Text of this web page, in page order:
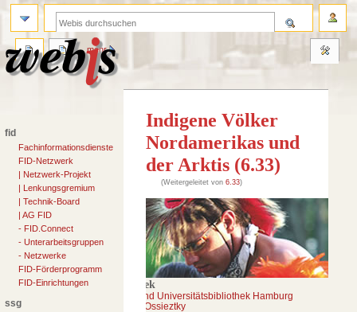
Indigene Völker
Nordamerikas und
der Arktis (6.33)
(Weitergeleitet von6.33)
Zur
Navigation
springen
Zur
Suche
springen
Bibliothek
Staats- und Universitätsbibliothek Hamburg
Carl von Ossieztky
seite quelltext anzeigen
mehr
anmelden
fid
Fachinformationsdienste
FID-Netzwerk
| Netzwerk-Projekt
| Lenkungsgremium
| Technik-Board
| AG FID
- FID.Connect
- Unterarbeitsgruppen
- Netzwerke
FID-Förderprogramm
FID-Einrichtungen
ssg